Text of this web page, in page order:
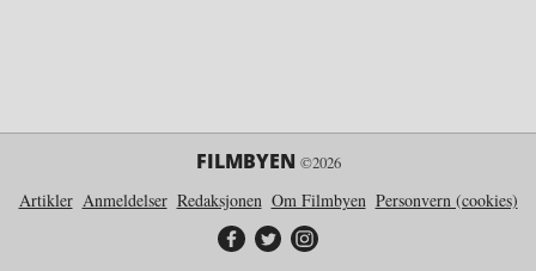
FILMBYEN ©2026
Artikler Anmeldelser Redaksjonen Om Filmbyen Personvern (cookies)
Filmbyen på Facebook
Filmbyen på Twitter
Filmbyen på Instagram